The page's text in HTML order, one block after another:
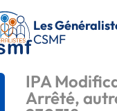
Les
CSMF
IPA
Arrêté,